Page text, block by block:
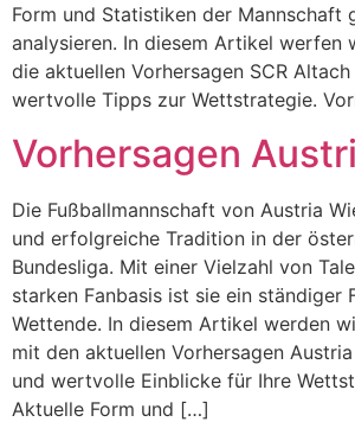
Form und Statistiken der Mannschaft
analysieren. In diesem Artikel werfen
die aktuellen Vorhersagen SCR
wertvolle Tipps zur Wettstrategie.
Vorhersagen
Die Fußballmannschaft von Austria
und erfolgreiche Tradition in der
Bundesliga. Mit einer Vielzahl von
starken Fanbasis ist sie ein ständiger
Wettende. In diesem Artikel werden
mit den aktuellen Vorhersagen
und wertvolle Einblicke für Ihre
Aktuelle Form und […]